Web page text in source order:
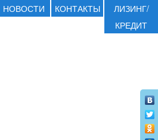
НОВОСТИ КОНТАКТЫ
ЛИЗИНГ/
КРЕДИТ